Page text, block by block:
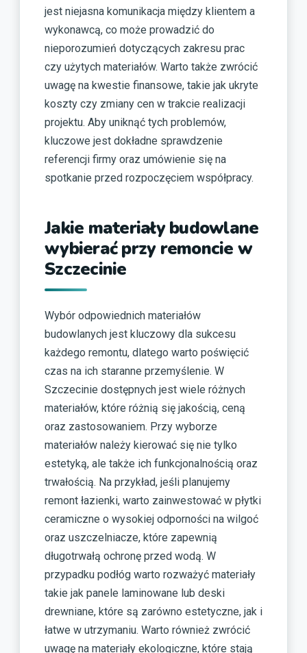
jest niejasna komunikacja między klientem a
wykonawcą, co może prowadzić do
nieporozumień dotyczących zakresu prac
czy użytych materiałów. Warto także zwrócić
uwagę na kwestie finansowe, takie jak ukryte
koszty czy zmiany cen w trakcie realizacji
projektu. Aby uniknąć tych problemów,
kluczowe jest dokładne sprawdzenie
referencji firmy oraz umówienie się na
spotkanie przed rozpoczęciem współpracy.
Jakie materiały budowlane
wybierać przy remoncie w
Szczecinie
Wybór odpowiednich materiałów
budowlanych jest kluczowy dla sukcesu
każdego remontu, dlatego warto poświęcić
czas na ich staranne przemyślenie. W
Szczecinie dostępnych jest wiele różnych
materiałów, które różnią się jakością, ceną
oraz zastosowaniem. Przy wyborze
materiałów należy kierować się nie tylko
estetyką, ale także ich funkcjonalnością oraz
trwałością. Na przykład, jeśli planujemy
remont łazienki, warto zainwestować w płytki
ceramiczne o wysokiej odporności na wilgoć
oraz uszczelniacze, które zapewnią
długotrwałą ochronę przed wodą. W
przypadku podłóg warto rozważyć materiały
takie jak panele laminowane lub deski
drewniane, które są zarówno estetyczne, jak i
łatwe w utrzymaniu. Warto również zwrócić
uwagę na materiały ekologiczne, które stają